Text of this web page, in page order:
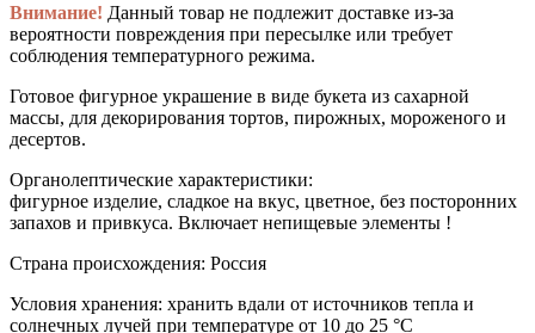
Внимание! Данный товар не подлежит доставке из-за
вероятности повреждения при пересылке или требует
соблюдения температурного режима.
Готовое фигурное украшение в виде букета из сахарной
массы, для декорирования тортов, пирожных, мороженого и
десертов.
Органолептические характеристики:
фигурное изделие, сладкое на вкус, цветное, без посторонних
запахов и привкуса. Включает непищевые элементы !
Страна происхождения: Россия
Условия хранения: хранить вдали от источников тепла и
солнечных лучей при температуре от 10 до 25 °C